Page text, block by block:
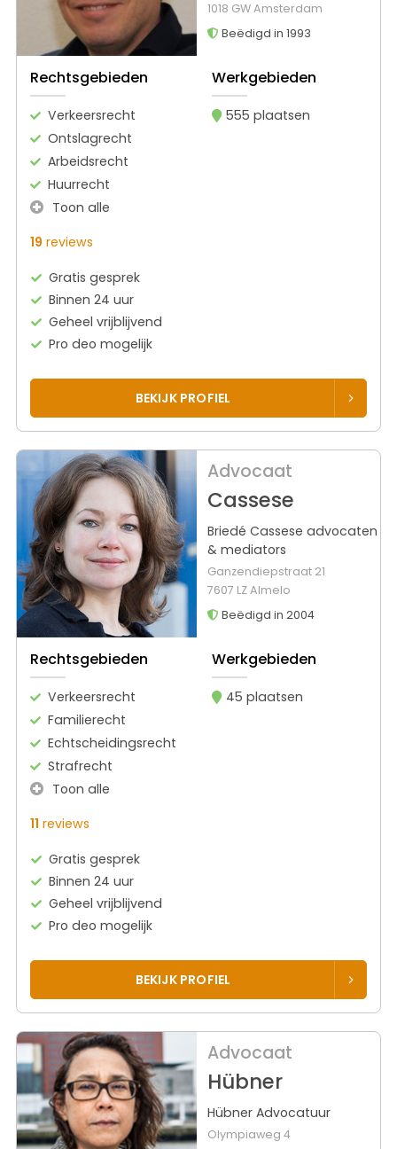
1018 GW Amsterdam
Beëdigd in 1993
Rechtsgebieden
Verkeersrecht
Ontslagrecht
Arbeidsrecht
Huurrecht
Toon alle
Werkgebieden
555 plaatsen
19 reviews
Gratis gesprek
Binnen 24 uur
Geheel vrijblijvend
Pro deo mogelijk
BEKIJK PROFIEL
Advocaat
Cassese
Briedé Cassese advocaten
& mediators
Ganzendiepstraat 21
7607 LZ Almelo
Beëdigd in 2004
Rechtsgebieden
Verkeersrecht
Familierecht
Echtscheidingsrecht
Strafrecht
Toon alle
Werkgebieden
45 plaatsen
11 reviews
Gratis gesprek
Binnen 24 uur
Geheel vrijblijvend
Pro deo mogelijk
BEKIJK PROFIEL
Advocaat
Hübner
Hübner Advocatuur
Olympiaweg 4